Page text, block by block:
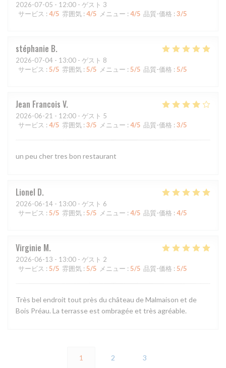
2026-07-05 - 12:00 - ゲスト 3
サービス : 4/5 雰囲気 : 4/5 メニュー : 4/5 品質-価格 : 3/5
stéphanie B
2026-07-04 - 13:00 - ゲスト 8
サービス : 5/5 雰囲気 : 5/5 メニュー : 5/5 品質-価格 : 5/5
Jean Francois V
2026-06-21 - 12:00 - ゲスト 5
サービス : 4/5 雰囲気 : 3/5 メニュー : 4/5 品質-価格 : 3/5
un peu cher tres bon restaurant
Lionel D
2026-06-14 - 13:00 - ゲスト 6
サービス : 5/5 雰囲気 : 5/5 メニュー : 4/5 品質-価格 : 4/5
Virginie M
2026-06-13 - 13:00 - ゲスト 2
サービス : 5/5 雰囲気 : 5/5 メニュー : 5/5 品質-価格 : 5/5
Très bel endroit tout près du château de Malmaison et de
Bois Préau. La terrasse est ombragée et très agréable.
1 2 3